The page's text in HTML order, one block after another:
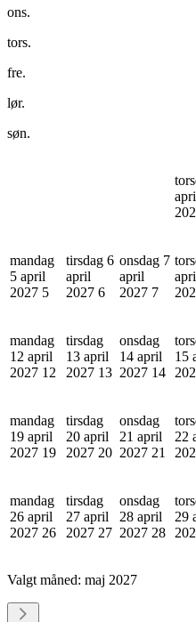
ons.
tors.
fre.
lør.
søn.
mandag
5 april
2027 5
tirsdag 6
april
2027 6
onsdag 7
april
2027 7
mandag
12 april
2027 12
tirsdag
13 april
2027 13
onsdag
14 april
2027 14
15
mandag
19 april
2027 19
tirsdag
20 april
2027 20
onsdag
21 april
2027 21
22
mandag
26 april
2027 26
tirsdag
27 april
2027 27
onsdag
28 april
2027 28
29
Valgt måned: maj 2027